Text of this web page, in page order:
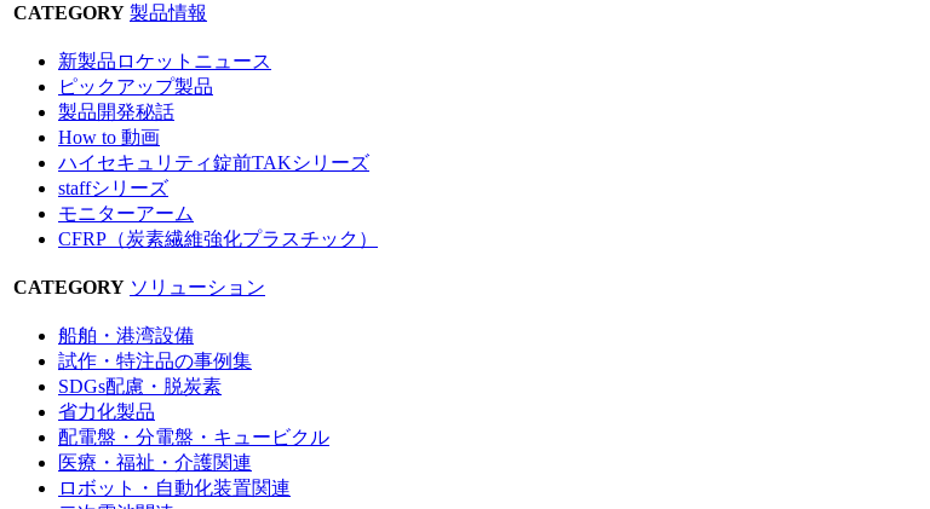
CATEGORY 製品情報
新製品ロケットニュース
ピックアップ製品
製品開発秘話
How to 動画
ハイセキュリティ錠前TAKシリーズ
staffシリーズ
モニターアーム
CFRP（炭素繊維強化プラスチック）
CATEGORY ソリューション
船舶・港湾設備
試作・特注品の事例集
SDGs配慮・脱炭素
省力化製品
配電盤・分電盤・キュービクル
医療・福祉・介護関連
ロボット・自動化装置関連